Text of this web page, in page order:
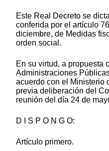
Este Real Decreto se
conferida por el artículo
diciembre, de Medidas
orden social.
En su virtud, a propuesta
Administraciones
acuerdo con el Ministerio
previa deliberación del
reunión del día 24 de
D I S P O N G O:
Artículo primero.